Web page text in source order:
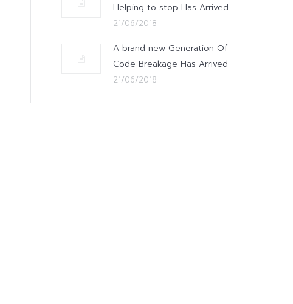
Helping to stop Has Arrived
21/06/2018
A brand new Generation Of
Code Breakage Has Arrived
21/06/2018